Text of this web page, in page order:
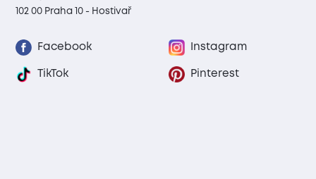
102 00 Praha 10 - Hostivař
Facebook Instagram
TikTok Pinterest